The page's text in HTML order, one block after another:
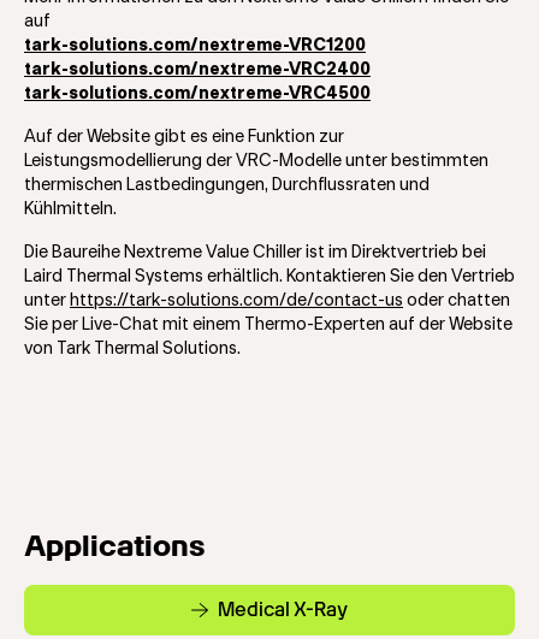
auf
tark-solutions.com/nextreme-VRC1200
tark-solutions.com/nextreme-VRC2400
tark-solutions.com/nextreme-VRC4500
Auf der Website gibt es eine Funktion zur
Leistungsmodellierung der VRC-Modelle unter bestimmten
thermischen Lastbedingungen, Durchflussraten und
Kühlmitteln.
Die Baureihe Nextreme Value Chiller ist im Direktvertrieb bei
Laird Thermal Systems erhältlich. Kontaktieren Sie den Vertrieb
unter https://tark-solutions.com/de/contact-us oder chatten
Sie per Live-Chat mit einem Thermo-Experten auf der Website
von Tark Thermal Solutions.
Applications
Medical X-Ray